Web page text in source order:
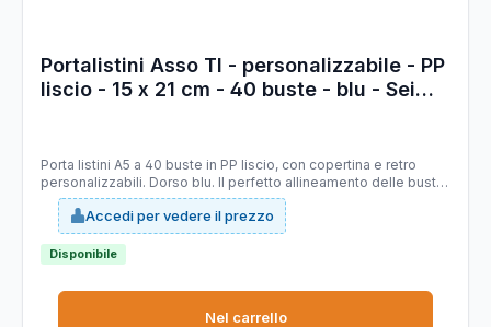
Portalistini Asso TI - personalizzabile - PP
liscio - 15 x 21 cm - 40 buste - blu - Sei
Porta listini A5 a 40 buste in PP liscio, con copertina e retro
personalizzabili. Dorso blu. Il perfetto allineamento delle buste
e la particolare saldatura facilitano la consultazione. Formato
contenuto 150x210mm. Ideale per menù, libretti dei canti etc.
Accedi per vedere il prezzo
Disponibile
Nel carrello